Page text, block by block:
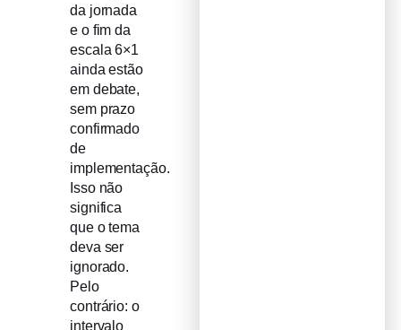
da jornada
e o fim da
escala 6×1
ainda estão
em debate,
sem prazo
confirmado
de
implementação.
Isso não
significa
que o tema
deva ser
ignorado.
Pelo
contrário: o
intervalo